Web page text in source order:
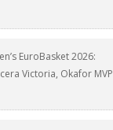
EuroBasket 2026:
Victoria, Okafor MVP